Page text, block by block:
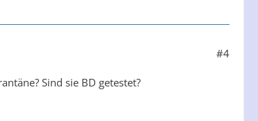
#4
Sind sie BD getestet?